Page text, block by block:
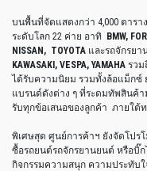
บนพื้นที่จัดแสดงกว่า 4,000 ตาร
ระดับโลก 22 ค่าย อาทิ BMW,
NISSAN, TOYOTA และรถจักรย
KAWASAKI, VESPA, YAMAHA รวม
ได้รับความนิยม รวมทั้งล้อแม็กซ์
แบรนด์ดังต่าง ๆ ที่ระดมทัพสินค้
รับทุกข้อเสนอของลูกค้า ภายใต้
พิเศษสุด ศูนย์การค้าฯ ยังจัดโปร
ซื้อรถยนต์รถจักรยานยนต์ หรือบิ๊
กิจกรรมความสนุก ความประทับ